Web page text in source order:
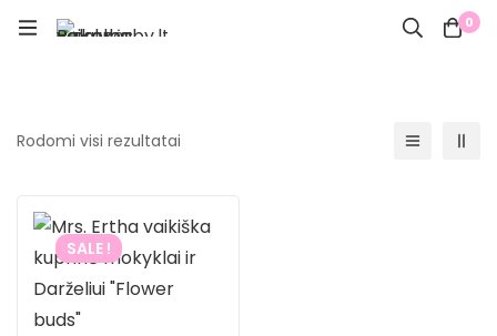
0
Rodomi visi rezultatai
SALE !